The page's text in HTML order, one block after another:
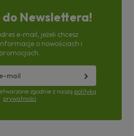
do Newslettera!
e-mail, jeżeli chcesz
o nowościach i
promocjach.
zgodnie z naszą polityką
prywatności